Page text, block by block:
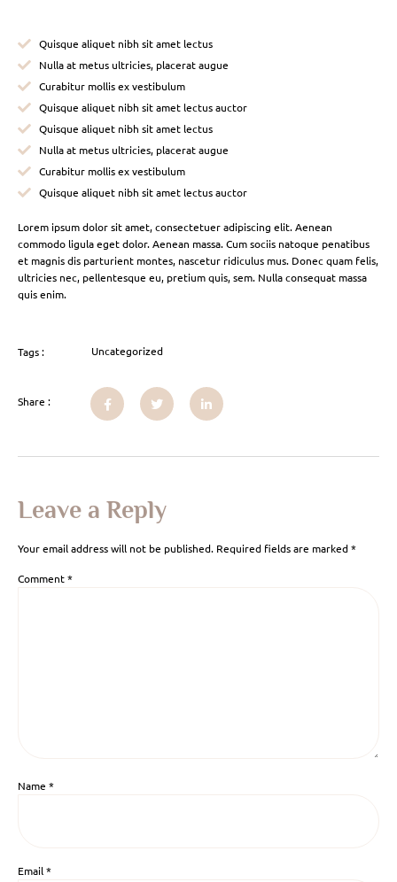
Quisque aliquet nibh sit amet lectus
Nulla at metus ultricies, placerat augue
Curabitur mollis ex vestibulum
Quisque aliquet nibh sit amet lectus auctor
Quisque aliquet nibh sit amet lectus
Nulla at metus ultricies, placerat augue
Curabitur mollis ex vestibulum
Quisque aliquet nibh sit amet lectus auctor
Lorem ipsum dolor sit amet, consectetuer adipiscing elit. Aenean
commodo ligula eget dolor. Aenean massa. Cum sociis natoque penatibus
et magnis dis parturient montes, nascetur ridiculus mus. Donec quam felis,
ultricies nec, pellentesque eu, pretium quis, sem. Nulla consequat massa
quis enim.
Tags : Uncategorized
Share :
Leave a Reply
Your email address will not be published. Required fields are marked*
Comment*
Name *
Email*